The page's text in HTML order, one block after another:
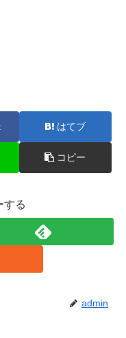
はてブ
コピー
する
admin